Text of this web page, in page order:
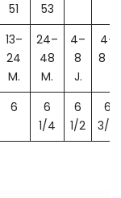
51
53
13–
24
M.
24–
48
M.
4–
8
J.
4–
8 J.
6
6
1/4
6
1/2
6
3/4